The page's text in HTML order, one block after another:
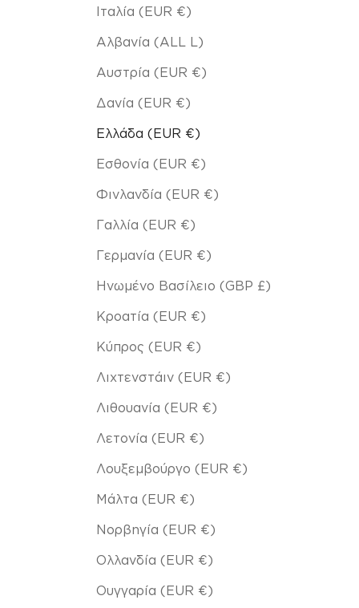
Ιταλία (EUR €)
Αλβανία (ALL L)
Αυστρία (EUR €)
Δανία (EUR €)
Ελλάδα (EUR €)
Εσθονία (EUR €)
Φινλανδία (EUR €)
Γαλλία (EUR €)
Γερμανία (EUR €)
Ηνωμένο Βασίλειο (GBP £)
Κροατία (EUR €)
Κύπρος (EUR €)
Λιχτενστάιν (EUR €)
Λιθουανία (EUR €)
Λετονία (EUR €)
Λουξεμβούργο (EUR €)
Μάλτα (EUR €)
Νορβηγία (EUR €)
Ολλανδία (EUR €)
Ουγγαρία (EUR €)